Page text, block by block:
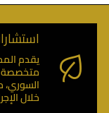
يقدم
متخصصة
خلال